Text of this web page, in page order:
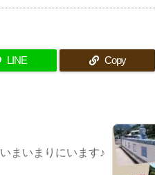
LINE Copy
いまいまりにいます♪